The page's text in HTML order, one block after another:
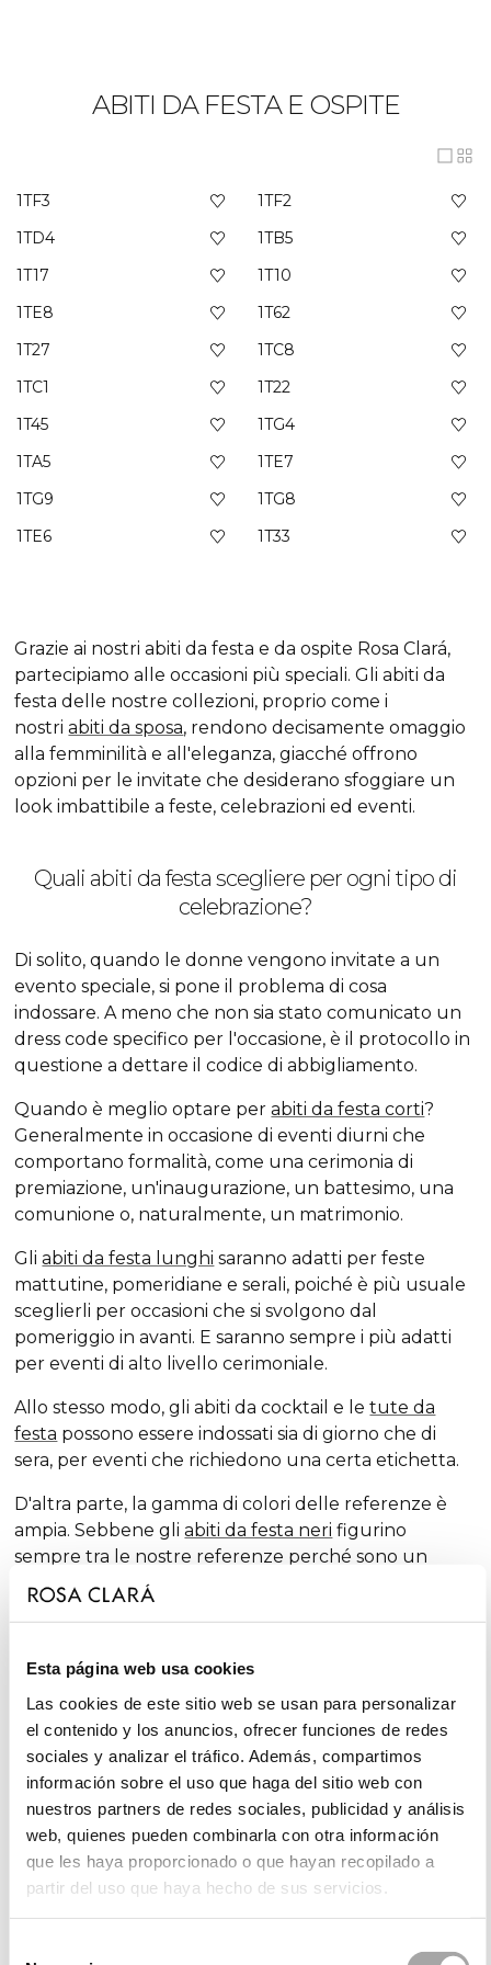
Esta página web usa cookies
Las cookies de este sitio web se usan para personalizar
el contenido y los anuncios, ofrecer funciones de redes
sociales y analizar el tráfico. Además, compartimos
información sobre el uso que haga del sitio web con
nuestros partners de redes sociales, publicidad y análisis
web, quienes pueden combinarla con otra información
que les haya proporcionado o que hayan recopilado a
partir del uso que haya hecho de sus servicios.
ABITI DA FESTA E OSPITE
1TF3
1TF2
1TD4
1TB5
1T17
1T10
1TE8
1T62
1T27
1TC8
1TC1
1T22
1T45
1TG4
1TA5
1TE7
1TG9
1TG8
1TE6
1T33
Grazie ai nostri abiti da festa e da ospite Rosa Clará,
partecipiamo alle occasioni più speciali. Gli abiti da
festa delle nostre collezioni, proprio come i
nostriabiti da sposa, rendono decisamente omaggio
alla femminilità e all'eleganza, giacché offrono
opzioni per le invitate che desiderano sfoggiare un
lookimbattibile a feste, celebrazioni ed eventi.
Quali abiti da festa scegliere per ogni tipo di
celebrazione?
Di solito, quando le donne vengono invitate a un
evento speciale, si pone il problema di cosa
indossare. A meno che non sia stato comunicato un
dress codespecifico per l'occasione, è il protocollo in
questione a dettare il codice di abbigliamento.
Quando è meglio optare perabiti da festa corti?
Generalmente in occasione di eventi diurni che
comportano formalità, come una cerimonia di
premiazione, un'inaugurazione, un battesimo, una
comunione o, naturalmente, un matrimonio.
Gliabiti da festa lunghi saranno adatti per feste
mattutine, pomeridiane e serali, poiché è più usuale
sceglierli per occasioni che si svolgono dal
pomeriggio in avanti. E saranno sempre i più adatti
per eventi di alto livello cerimoniale.
Allo stesso modo, gli abiti da cocktail e letute da
festa possono essere indossati sia di giorno che di
sera, per eventi che richiedono una certa etichetta.
D'altra parte, la gamma di colori delle referenze è
ampia. Sebbene gliabiti da festa neri figurino
sempre tra le nostre referenze perché sono un
pezzo classico - unitamente ai tradizionali
festa rossi -, anno dopo anno vengono incorporati
diverse tonalità intramontabili: è il caso degli
blu navy, l'azzurro o il turchese; quest'ultimo si trova
a metà strada rispetto agliabiti da festa verdi
Collezioni di abiti da festa e ospite
Le collezioni di abiti da festa e ospite di Rosa Clará si
distinguono per eleganza e varietà, poiché cercano
di offrire stili sempre diversi, freschi e innovativi. Nella